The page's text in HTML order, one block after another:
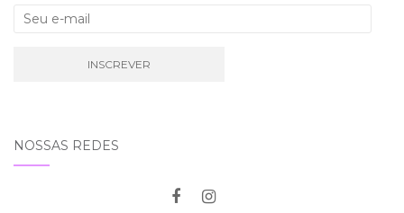
NOSSAS REDES